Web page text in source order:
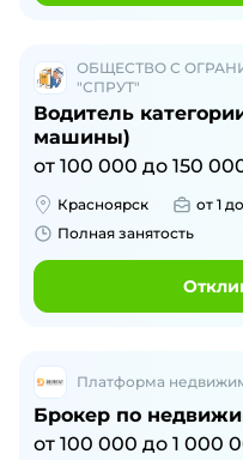
ОБЩЕСТВО С
"СПРУТ"
Водитель
машины)
от 100 000 до 150
Красноярск от 1
Полная занятость
Платформа
Брокер по
от 100 000 до 1 000